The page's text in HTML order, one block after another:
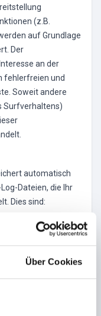
Über Cookies
(z.B.
auf Grundlage
Der
an der
fehlerfreien und
Soweit andere
Surfverhaltens)
automatisch
Dateien, die Ihr
Dies sind: